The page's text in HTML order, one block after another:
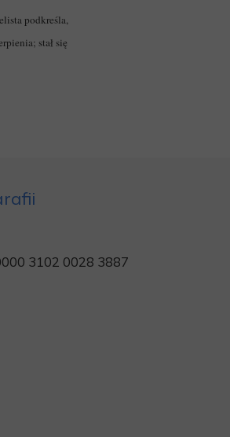
podkreśla,
stał się
3102 0028 3887